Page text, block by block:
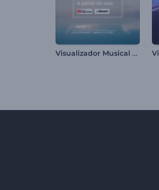
Visualizador Musical Aquático